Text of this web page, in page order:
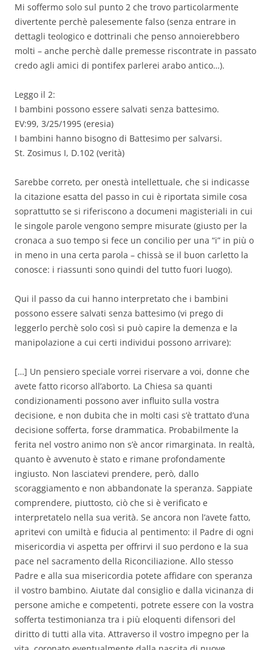
Mi soffermo solo sul punto 2 che trovo particolarmente
divertente perchè palesemente falso (senza entrare in
dettagli teologico e dottrinali che penso annoierebbero
molti – anche perchè dalle premesse riscontrate in passato
credo agli amici di pontifex parlerei arabo antico…).
Leggo il 2:
I bambini possono essere salvati senza battesimo.
EV:99, 3/25/1995 (eresia)
I bambini hanno bisogno di Battesimo per salvarsi.
St. Zosimus I, D.102 (verità)
Sarebbe correto, per onestà intellettuale, che si indicasse
la citazione esatta del passo in cui è riportata simile cosa
soprattutto se si riferiscono a documeni magisteriali in cui
le singole parole vengono sempre misurate (giusto per la
cronaca a suo tempo si fece un concilio per una “i” in più o
in meno in una certa parola – chissà se il buon carletto la
conosce: i riassunti sono quindi del tutto fuori luogo).
Qui il passo da cui hanno interpretato che i bambini
possono essere salvati senza battesimo (vi prego di
leggerlo perchè solo così si può capire la demenza e la
manipolazione a cui certi individui possono arrivare):
[…] Un pensiero speciale vorrei riservare a voi, donne che
avete fatto ricorso all’aborto. La Chiesa sa quanti
condizionamenti possono aver influito sulla vostra
decisione, e non dubita che in molti casi s’è trattato d’una
decisione sofferta, forse drammatica. Probabilmente la
ferita nel vostro animo non s’è ancor rimarginata. In realtà,
quanto è avvenuto è stato e rimane profondamente
ingiusto. Non lasciatevi prendere, però, dallo
scoraggiamento e non abbandonate la speranza. Sappiate
comprendere, piuttosto, ciò che si è verificato e
interpretatelo nella sua verità. Se ancora non l’avete fatto,
apritevi con umiltà e fiducia al pentimento: il Padre di ogni
misericordia vi aspetta per offrirvi il suo perdono e la sua
pace nel sacramento della Riconciliazione. Allo stesso
Padre e alla sua misericordia potete affidare con speranza
il vostro bambino. Aiutate dal consiglio e dalla vicinanza di
persone amiche e competenti, potrete essere con la vostra
sofferta testimonianza tra i più eloquenti difensori del
diritto di tutti alla vita. Attraverso il vostro impegno per la